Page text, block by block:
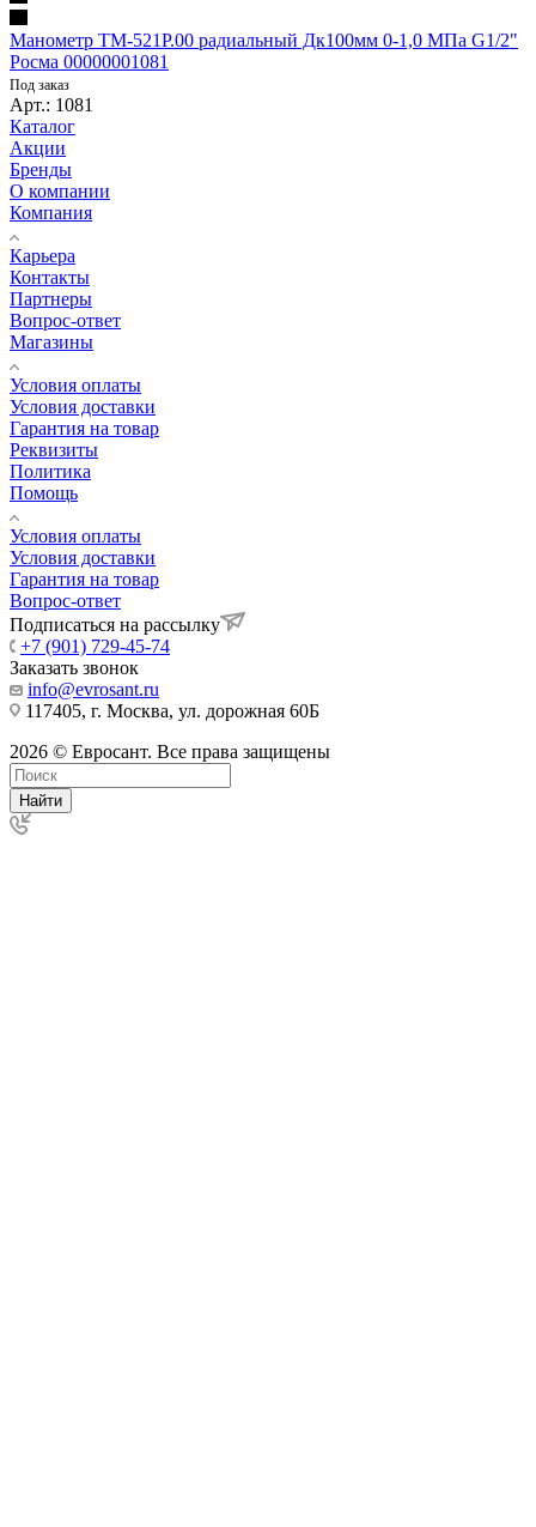
Манометр ТМ-521Р.00 радиальный Дк100мм 0-1,0 МПа G1/2"
Росма 00000001081
Под заказ
Арт.: 1081
Каталог
Акции
Бренды
О компании
Компания
Карьера
Контакты
Партнеры
Вопрос-ответ
Магазины
Условия оплаты
Условия доставки
Гарантия на товар
Реквизиты
Политика
Помощь
Условия оплаты
Условия доставки
Гарантия на товар
Вопрос-ответ
Подписаться на рассылку
+7 (901) 729-45-74
Заказать звонок
info@evrosant.ru
117405, г. Москва, ул. дорожная 60Б
2026 © Евросант. Все права защищены
Найти